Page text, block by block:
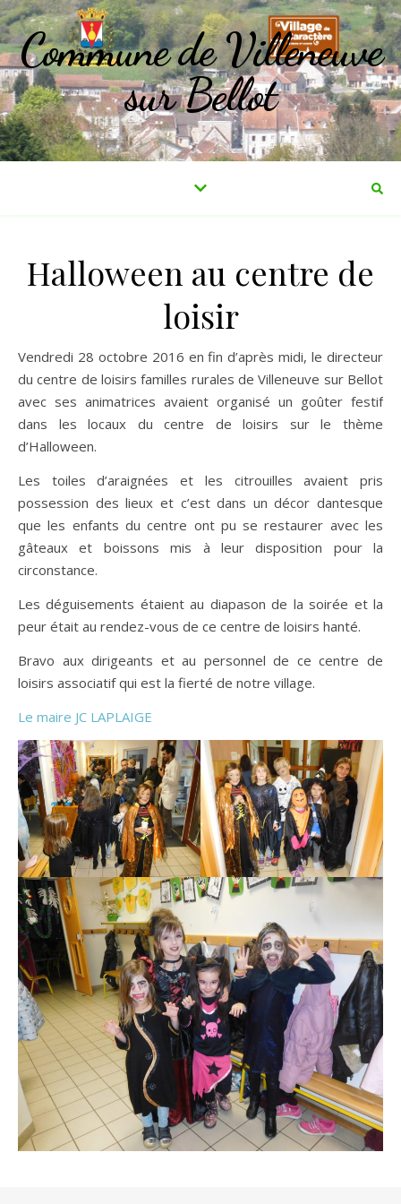
Commune de Villeneuve
sur Bellot
Halloween au centre de
loisir
Vendredi 28 octobre 2016 en fin d’après midi, le directeur
du centre de loisirs familles rurales de Villeneuve sur Bellot
avec ses animatrices avaient organisé un goûter festif
dans les locaux du centre de loisirs sur le thème
d’Halloween.
Les toiles d’araignées et les citrouilles avaient pris
possession des lieux et c’est dans un décor dantesque
que les enfants du centre ont pu se restaurer avec les
gâteaux et boissons mis à leur disposition pour la
circonstance.
Les déguisements étaient au diapason de la soirée et la
peur était au rendez-vous de ce centre de loisirs hanté.
Bravo aux dirigeants et au personnel de ce centre de
loisirs associatif qui est la fierté de notre village.
Le maire JC LAPLAIGE